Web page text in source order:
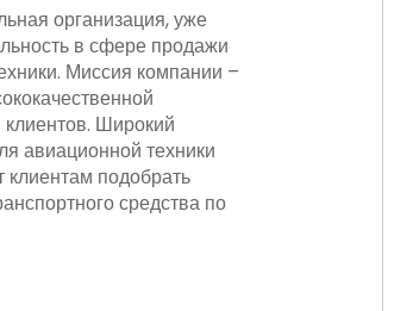
организация, уже
в сфере продажи
Миссия компании –
Широкий
авиационной техники
подобрать
средства по